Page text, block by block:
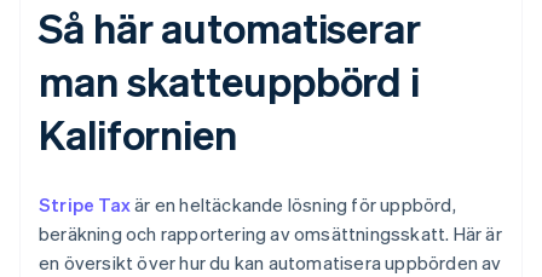
Så här automatiserar
man skatteuppbörd i
Kalifornien
Stripe Taxär en heltäckande lösning för uppbörd,
beräkning och rapportering av omsättningsskatt. Här är
en översikt över hur du kan automatisera uppbörden av